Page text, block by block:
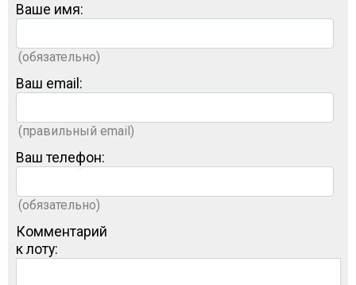
Ваше имя:
(обязательно)
Ваш email:
(правильный email)
Ваш телефон:
(обязательно)
Комментарий
к лоту: